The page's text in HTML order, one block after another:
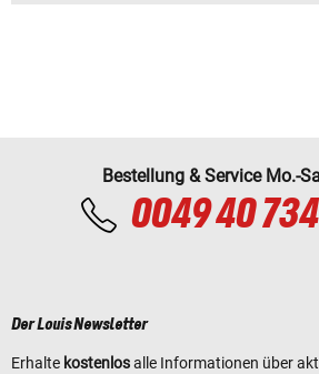
Bestellung & Service Mo.-
0049 40
Der Louis Newsletter
Erhalte kostenlosalle Informationen über